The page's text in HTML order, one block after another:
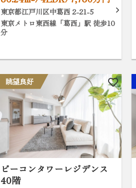
東京都江戸川区中葛西 2-21-5
東京メトロ東西線「葛西」駅 徒歩10
分
眺望良好
ビーコンタワーレジデンス
40階